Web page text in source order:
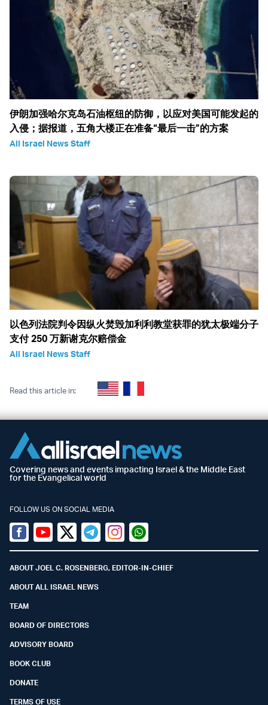
伊朗加强哈尔克岛石油枢纽的防御，以应对美国可能发起的
入侵；据报道，五角大楼正在准备“最后一击”的方案
All Israel News Staff
以色列法院判令因纵火焚毁加利利教堂获罪的犹太极端分子
支付 250 万新谢克尔赔偿金
All Israel News Staff
Read this article in:
Covering news and events impacting Israel & the Middle East
for the Evangelical world
FOLLOW US ON SOCIAL MEDIA
Facebook
YoutubeTwitter (X)
TelegramInstagramWhatsapp
ABOUT JOEL C. ROSENBERG, EDITOR-IN-CHIEF
ABOUT ALL ISRAEL NEWS
TEAM
BOARD OF DIRECTORS
ADVISORY BOARD
BOOK CLUB
DONATE
TERMS OF USE